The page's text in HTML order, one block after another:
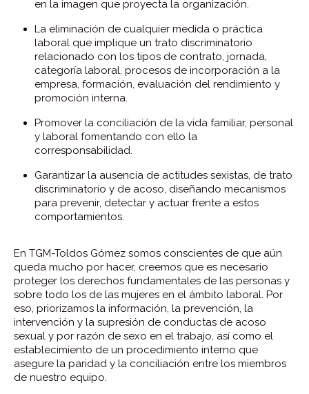
en la imagen que proyecta la organización.
La eliminación de cualquier medida o práctica
laboral que implique un trato discriminatorio
relacionado con los tipos de contrato, jornada,
categoría laboral, procesos de incorporación a la
empresa, formación, evaluación del rendimiento y
promoción interna.
Promover la conciliación de la vida familiar, personal
y laboral fomentando con ello la
corresponsabilidad.
Garantizar la ausencia de actitudes sexistas, de trato
discriminatorio y de acoso, diseñando mecanismos
para prevenir, detectar y actuar frente a estos
comportamientos.
En TGM-Toldos Gómez somos conscientes de que aún
queda mucho por hacer, creemos que es necesario
proteger los derechos fundamentales de las personas y
sobre todo los de las mujeres en el ámbito laboral. Por
eso, priorizamos la información, la prevención, la
intervención y la supresión de conductas de acoso
sexual y por razón de sexo en el trabajo, así como el
establecimiento de un procedimiento interno que
asegure la paridad y la conciliación entre los miembros
de nuestro equipo.